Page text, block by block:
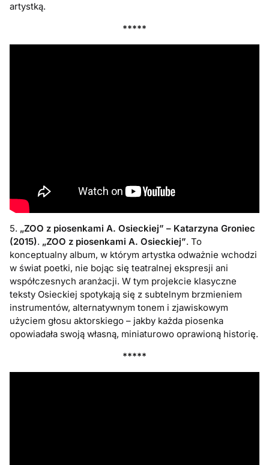
artystką.
*****
5. „ZOO z piosenkami A. Osieckiej” – Katarzyna Groniec
(2015). „ZOO z piosenkami A. Osieckiej”. To
konceptualny album, w którym artystka odważnie wchodzi
w świat poetki, nie bojąc się teatralnej ekspresji ani
współczesnych aranżacji. W tym projekcie klasyczne
teksty Osieckiej spotykają się z subtelnym brzmieniem
instrumentów, alternatywnym tonem i zjawiskowym
użyciem głosu aktorskiego – jakby każda piosenka
opowiadała swoją własną, miniaturowo oprawioną historię.
*****